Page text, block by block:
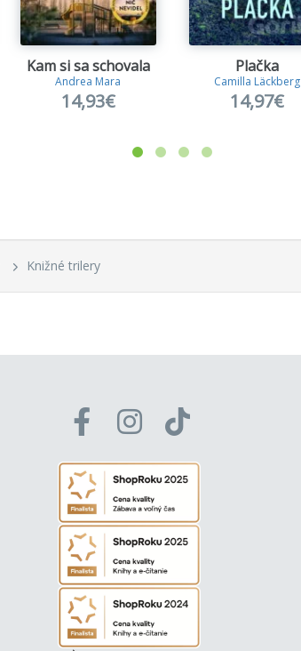
Kam si sa schovala
Andrea Mara
14,93€
Plačka
Camilla Läckberg
14,97€
Knižné trilery